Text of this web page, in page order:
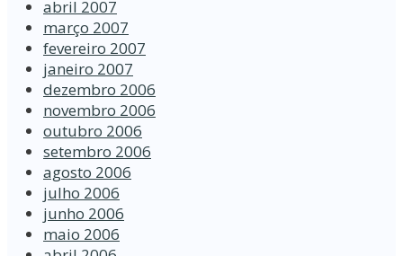
abril 2007
março 2007
fevereiro 2007
janeiro 2007
dezembro 2006
novembro 2006
outubro 2006
setembro 2006
agosto 2006
julho 2006
junho 2006
maio 2006